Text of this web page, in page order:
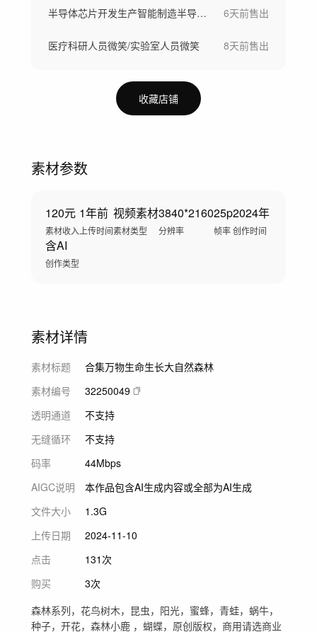
半导体芯片开发生产智能制造半导体晶圆制造 6天前售出
医疗科研人员微笑/实验室人员微笑 8天前售出
收藏店铺
素材参数
120元
素材收入
1年前
上传时间
视频素材
素材类型
3840*2160
分辨率
25p
帧率
2024年
创作时间
含AI
创作类型
素材详情
素材标题
合集万物生命生长大自然森林
素材编号
32250049
透明通道
不支持
无缝循环
不支持
码率
44Mbps
AIGC说明
本作品包含AI生成内容或全部为AI生成
文件大小
1.3G
上传日期
2024-11-10
点击
131次
购买
3次
森林系列，花鸟树木，昆虫，阳光，蜜蜂，青蛙，蜗牛，
种子，开花，森林小鹿 ，蝴蝶，原创版权，商用请选商业